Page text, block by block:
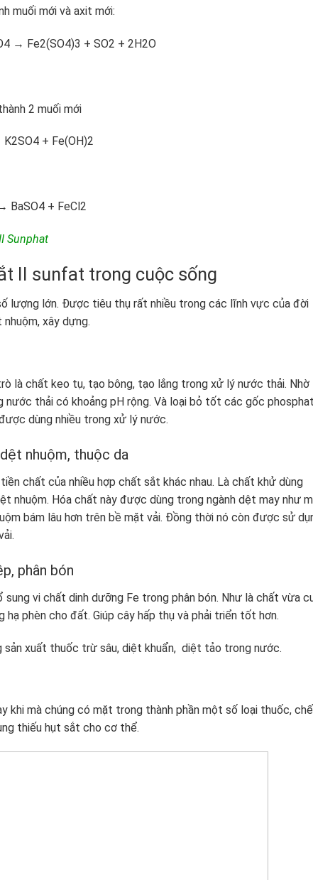
muối mới và axit mới:
4 → Fe2(SO4)3 + SO2 + 2H2O
2 muối mới
K2SO4 + Fe(OH)2
BaSO4 + FeCl2
Sunphat
II sunfat trong cuộc sống
lượng lớn. Được tiêu thụ rất nhiều trong các lĩnh vực của đời
xây dựng.
là chất keo tụ, tạo bông, tạo lắng trong xử lý nước thải. Nhờ
thải có khoảng pH rộng. Và loại bỏ tốt các gốc
dùng nhiều trong xử lý nước.
nhuộm, thuộc da
chất của nhiều hợp chất sắt khác nhau. Là chất khử dùng
nhuộm. Hóa chất này được dùng trong ngành dệt may như
bám lâu hơn trên bề mặt vải. Đồng thời nó còn được sử
phân bón
vi chất dinh dưỡng Fe trong phân bón. Như là chất vừa
phèn cho đất. Giúp cây hấp thụ và phải triển tốt hơn.
xuất thuốc trừ sâu, diệt khuẩn, diệt tảo trong nước.
khi mà chúng có mặt trong thành phần một số loại thuốc, chế
thiếu hụt sắt cho cơ thể.